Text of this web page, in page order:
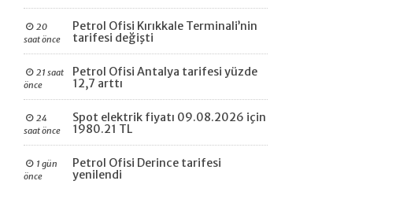
20
saat önce
Petrol Ofisi Kırıkkale Terminali’nin
tarifesi değişti
21 saat
önce
Petrol Ofisi Antalya tarifesi yüzde
12,7 arttı
24
saat önce
Spot elektrik fiyatı 09.08.2026 için
1980.21 TL
1 gün
önce
Petrol Ofisi Derince tarifesi
yenilendi